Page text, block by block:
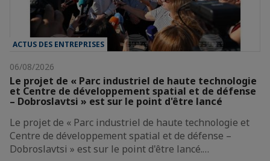
ACTUS DES ENTREPRISES
06/08/2026
Le projet de « Parc industriel de haute technologie
et Centre de développement spatial et de défense
– Dobroslavtsi » est sur le point d'être lancé
Le projet de « Parc industriel de haute technologie et
Centre de développement spatial et de défense –
Dobroslavtsi » est sur le point d'être lancé.…